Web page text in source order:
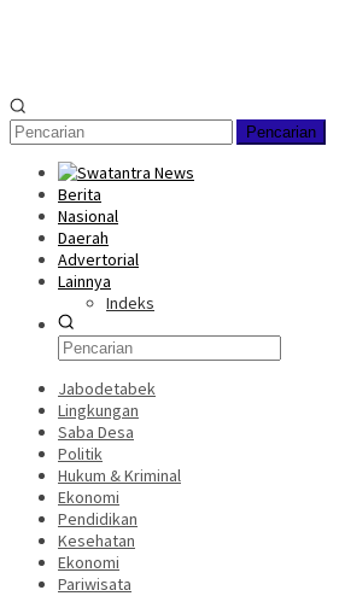
Pencarian
Berita
Nasional
Daerah
Advertorial
Lainnya
Indeks
Jabodetabek
Lingkungan
Saba Desa
Politik
Hukum & Kriminal
Ekonomi
Pendidikan
Kesehatan
Ekonomi
Pariwisata